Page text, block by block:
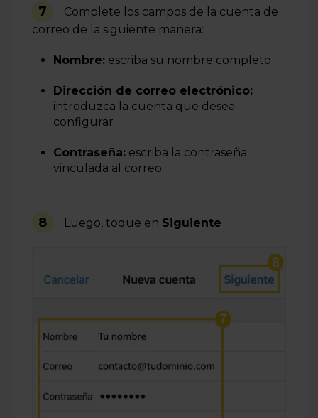
7
Complete los campos de la cuenta de
correo de la siguiente manera:
Nombre: escriba su nombre completo
Dirección de correo electrónico:
introduzca la cuenta que desea
configurar
Contraseña: escriba la contraseña
vinculada al correo
8 Luego, toque en Siguiente